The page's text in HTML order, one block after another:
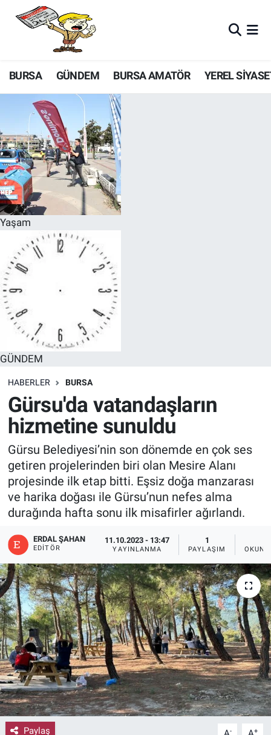
BURSA GÜNDEM BURSA AMATÖR YEREL
Yaşam
GÜNDEM
HABERLER BURSA
Gürsu'da vatandaşların
hizmetine sunuldu
Gürsu Belediyesi’nin son dönemde en çok ses
getiren projelerinden biri olan Mesire Alanı
projesinde ilk etap bitti. Eşsiz doğa manzarası
ve harika doğası ile Gürsu’nun nefes alma
durağında hafta sonu ilk misafirler ağırlandı.
ERDAL ŞAHAN
EDITÖR
11.10.2023 - 13:47
YAYINLANMA
1
PAYLAŞIM
Paylaş - +